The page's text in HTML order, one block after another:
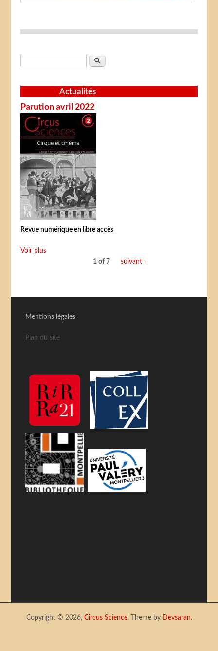
Formulaire de recherche
Rechercher
Actualités
Parution avril 2022
Revue numérique en libre accès
Voir plus
1 of 7
suivant ›
Mentions légales
Plan du site
Copyright © 2026, Circus Science. Theme by Devsaran.